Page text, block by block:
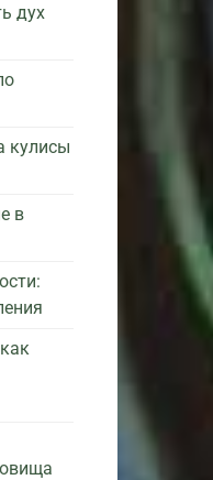
дух
кулисы
в